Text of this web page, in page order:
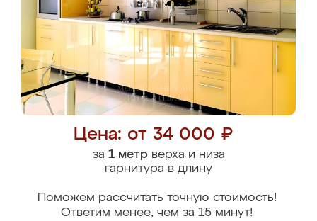
Цена: от 34 000 ₽
за 1 метрверха и низа
гарнитура в длину
Поможем рассчитать точную стоимость!
Ответим менее, чем за 15 минут!